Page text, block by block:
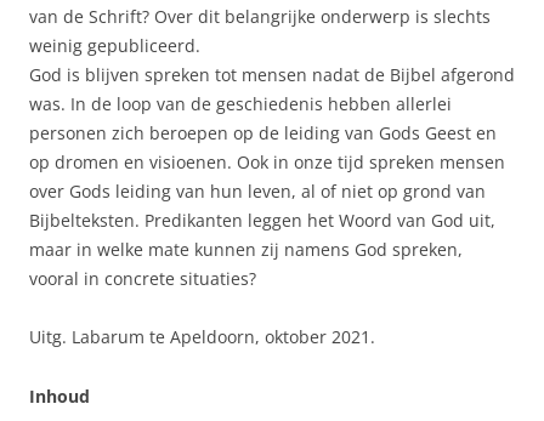
van de Schrift? Over dit belangrijke onderwerp is slechts
weinig gepubliceerd.
God is blijven spreken tot mensen nadat de Bijbel afgerond
was. In de loop van de geschiedenis hebben allerlei
personen zich beroepen op de leiding van Gods Geest en
op dromen en visioenen. Ook in onze tijd spreken mensen
over Gods leiding van hun leven, al of niet op grond van
Bijbelteksten. Predikanten leggen het Woord van God uit,
maar in welke mate kunnen zij namens God spreken,
vooral in concrete situaties?
Uitg. Labarum te Apeldoorn, oktober 2021.
Inhoud